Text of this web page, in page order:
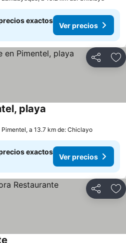
exactos
Ver precios
Compartir
playa
Pimentel, a 13.7 km de: Chiclayo
exactos
Ver precios
Compartir